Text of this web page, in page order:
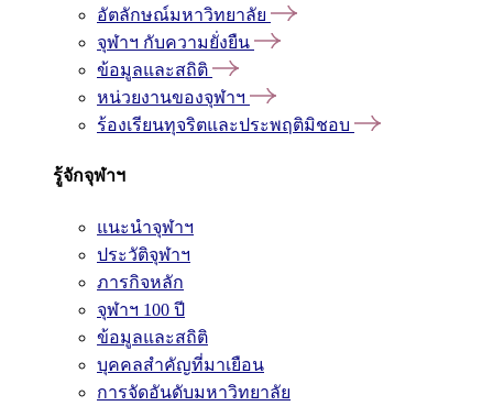
อัตลักษณ์มหาวิทยาลัย
จุฬาฯ กับความยั่งยืน
ข้อมูลและสถิติ
หน่วยงานของจุฬาฯ
ร้องเรียนทุจริตและประพฤติมิชอบ
รู้จักจุฬาฯ
แนะนำจุฬาฯ
ประวัติจุฬาฯ
ภารกิจหลัก
จุฬาฯ 100 ปี
ข้อมูลและสถิติ
บุคคลสำคัญที่มาเยือน
การจัดอันดับมหาวิทยาลัย